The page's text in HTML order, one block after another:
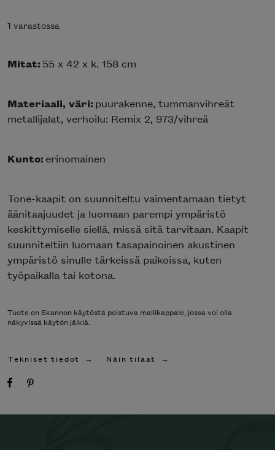
1 varastossa
Mitat: 55 x 42 x k. 158 cm
Materiaali, väri: puurakenne, tummanvihreät
metallijalat, verhoilu: Remix 2, 973/vihreä
Kunto: erinomainen
Tone-kaapit on suunniteltu vaimentamaan tietyt
äänitaajuudet ja luomaan parempi ympäristö
keskittymiselle siellä, missä sitä tarvitaan. Kaapit
suunniteltiin luomaan tasapainoinen akustinen
ympäristö sinulle tärkeissä paikoissa, kuten
työpaikalla tai kotona.
Tuote on Skannon käytöstä poistuva mallikappale, jossa voi olla
näkyvissä käytön jälkiä.
Tekniset tiedot Näin tilaat